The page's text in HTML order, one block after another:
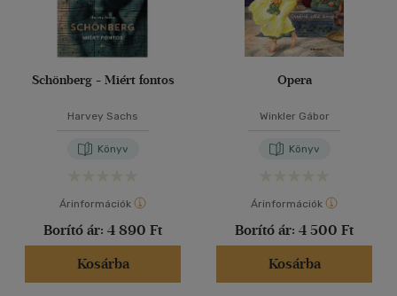
Schönberg - Miért fontos
Harvey Sachs
Könyv
Árinformációk
Borító ár: 4 890 Ft
Kosárba
Opera
Winkler Gábor
Könyv
Árinformációk
Borító ár: 4 500 Ft
Kosárba